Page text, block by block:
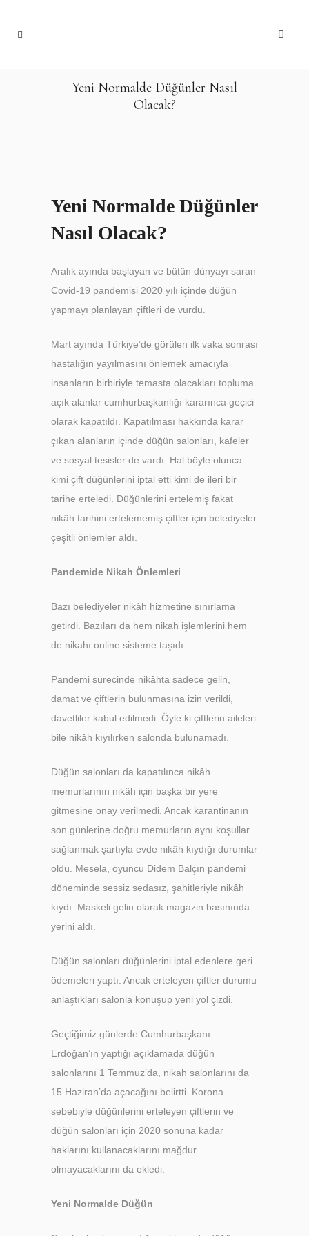
Yeni Normalde Düğünler Nasıl
Olacak?
Yeni Normalde Düğünler
Nasıl Olacak?
Aralık ayında başlayan ve bütün dünyayı saran
Covid-19 pandemisi 2020 yılı içinde düğün
yapmayı planlayan çiftleri de vurdu.
Mart ayında Türkiye’de görülen ilk vaka sonrası
hastalığın yayılmasını önlemek amacıyla
insanların birbiriyle temasta olacakları topluma
açık alanlar cumhurbaşkanlığı kararınca geçici
olarak kapatıldı. Kapatılması hakkında karar
çıkan alanların içinde düğün salonları, kafeler
ve sosyal tesisler de vardı. Hal böyle olunca
kimi çift düğünlerini iptal etti kimi de ileri bir
tarihe erteledi. Düğünlerini ertelemiş fakat
nikâh tarihini ertelememiş çiftler için belediyeler
çeşitli önlemler aldı.
Pandemide Nikah Önlemleri
Bazı belediyeler nikâh hizmetine sınırlama
getirdi. Bazıları da hem nikah işlemlerini hem
de nikahı online sisteme taşıdı.
Pandemi sürecinde nikâhta sadece gelin,
damat ve çiftlerin bulunmasına izin verildi,
davetliler kabul edilmedi. Öyle ki çiftlerin aileleri
bile nikâh kıyılırken salonda bulunamadı.
Düğün salonları da kapatılınca nikâh
memurlarının nikâh için başka bir yere
gitmesine onay verilmedi. Ancak karantinanın
son günlerine doğru memurların aynı koşullar
sağlanmak şartıyla evde nikâh kıydığı durumlar
oldu. Mesela, oyuncu Didem Balçın pandemi
döneminde sessiz sedasız, şahitleriyle nikâh
kıydı. Maskeli gelin olarak magazin basınında
yerini aldı.
Düğün salonları düğünlerini iptal edenlere geri
ödemeleri yaptı. Ancak erteleyen çiftler durumu
anlaştıkları salonla konuşup yeni yol çizdi.
Geçtiğimiz günlerde Cumhurbaşkanı
Erdoğan’ın yaptığı açıklamada düğün
salonlarını 1 Temmuz’da, nikah salonlarını da
15 Haziran’da açacağını belirtti. Korona
sebebiyle düğünlerini erteleyen çiftlerin ve
düğün salonları için 2020 sonuna kadar
haklarını kullanacaklarını mağdur
olmayacaklarını da ekledi.
Yeni Normalde Düğün